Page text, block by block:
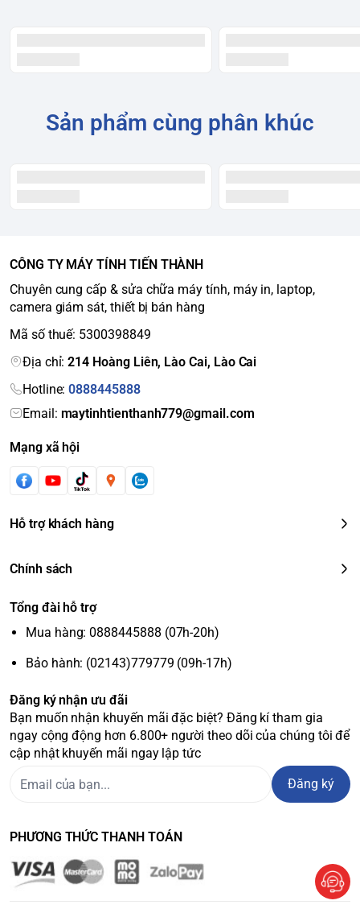
Sản phẩm cùng phân khúc
CÔNG TY MÁY TÍNH TIẾN THÀNH
Chuyên cung cấp & sửa chữa máy tính, máy in, laptop,
camera giám sát, thiết bị bán hàng
Mã số thuế: 5300398849
Địa chỉ:214 Hoàng Liên, Lào Cai, Lào Cai
Hotline:0888445888
Email: maytinhtienthanh779@gmail.com
Mạng xã hội
Hỗ trợ khách hàng
Chính sách
Tổng đài hỗ trợ
Mua hàng: 0888445888 (07h-20h)
Bảo hành: (02143)779779 (09h-17h)
Đăng ký nhận ưu đãi
Bạn muốn nhận khuyến mãi đặc biệt? Đăng kí tham gia
ngay cộng động hơn 6.800+ người theo dõi của chúng tôi để
cập nhật khuyến mãi ngay lập tức
Đăng ký
PHƯƠNG THỨC THANH TOÁN